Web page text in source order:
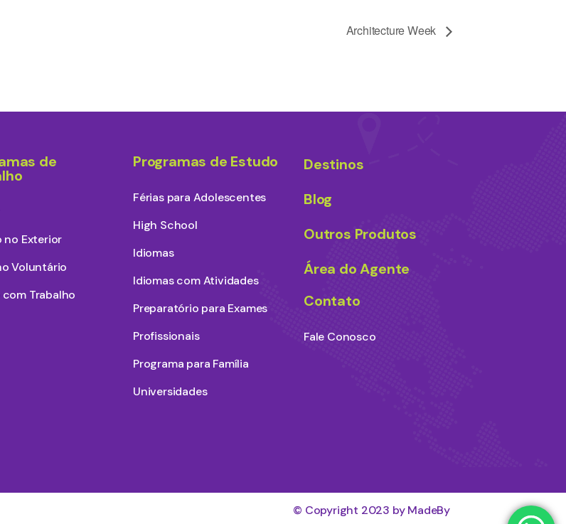
Architecture Week
de
no Exterior
Voluntário
Trabalho
Programas de Estudo
Férias para Adolescentes
High School
Idiomas
Idiomas com Atividades
Preparatório para Exames
Profissionais
Programa para Família
Universidades
Destinos
Blog
Outros Produtos
Área do Agente
Contato
Fale Conosco
© Copyright 2023 by MadeBy